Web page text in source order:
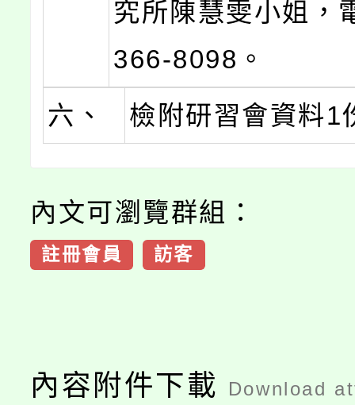
究所陳慧雯小姐，
366-8098。
六、
檢附研習會資料1
內文可瀏覽群組：
註冊會員 訪客
內容附件下載 Download